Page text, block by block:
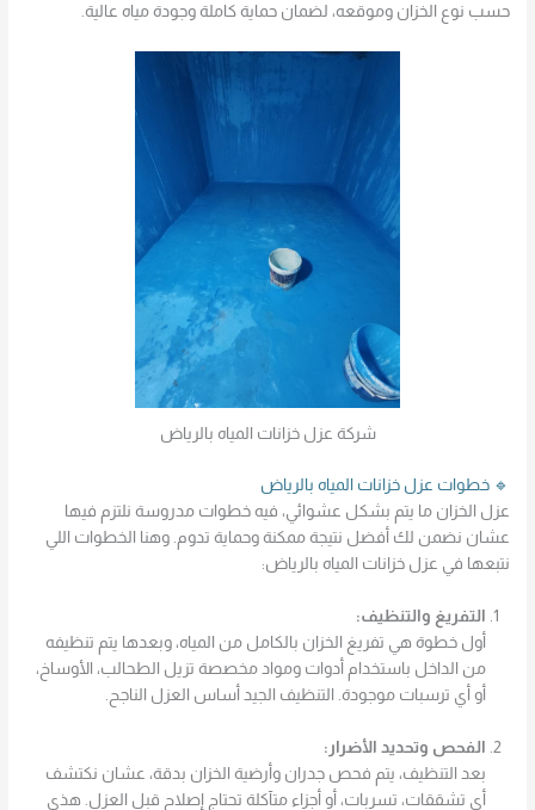
حسب نوع الخزان وموقعه، لضمان حماية كاملة وجودة مياه عالية.
شركة عزل خزانات المياه بالرياض
🔹 خطوات عزل خزانات المياه بالرياض
عزل الخزان ما يتم بشكل عشوائي، فيه خطوات مدروسة نلتزم فيها
عشان نضمن لك أفضل نتيجة ممكنة وحماية تدوم. وهنا الخطوات اللي
نتبعها في عزل خزانات المياه بالرياض:
التفريغ والتنظيف:
أول خطوة هي تفريغ الخزان بالكامل من المياه، وبعدها يتم تنظيفه
من الداخل باستخدام أدوات ومواد مخصصة تزيل الطحالب، الأوساخ،
أو أي ترسبات موجودة. التنظيف الجيد أساس العزل الناجح.
الفحص وتحديد الأضرار:
بعد التنظيف، يتم فحص جدران وأرضية الخزان بدقة، عشان نكتشف
أي تشققات، تسربات، أو أجزاء متآكلة تحتاج إصلاح قبل العزل. هذي